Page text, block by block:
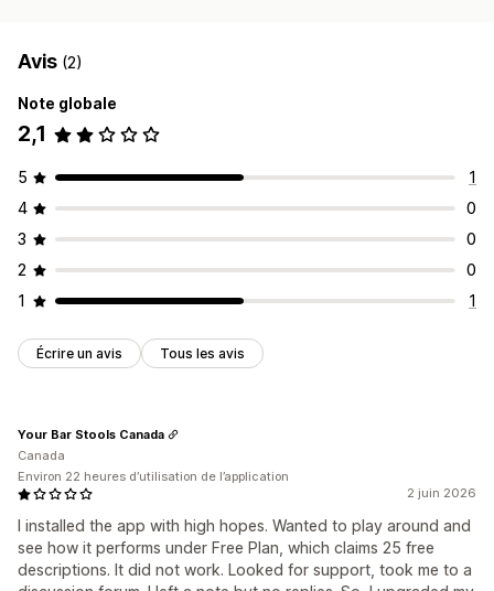
Avis (2)
Note globale
2,1
5
1
4
0
3
0
2
0
1
1
Écrire un avis Tous les avis
2 juin 2026
I installed the app with high hopes. Wanted to play around and
see how it performs under Free Plan, which claims 25 free
descriptions. It did not work. Looked for support, took me to a
Your Bar Stools Canada
Canada
Environ 22 heures d’utilisation de l’application